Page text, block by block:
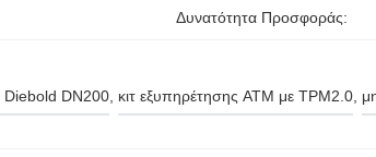
Δυνατότητα Προσφοράς:
Diebold DN200 κιτ εξυπηρέτησης ATM με TPM2.0